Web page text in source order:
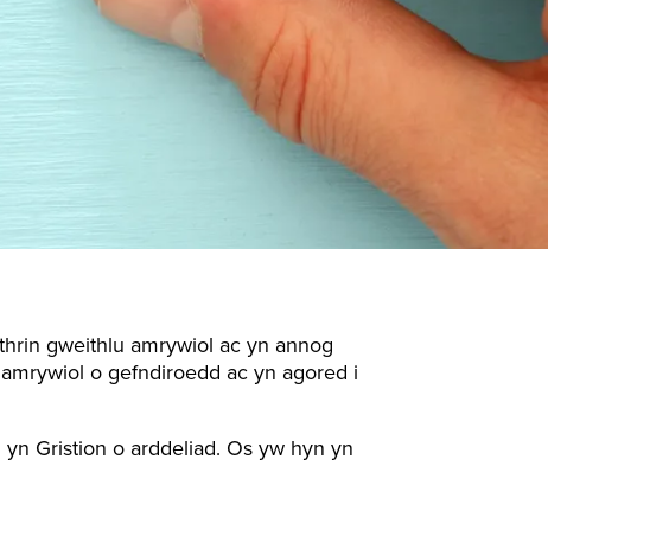
gweithlu amrywiol ac yn annog
o gefndiroedd ac yn agored i
Gristion o arddeliad. Os yw hyn yn